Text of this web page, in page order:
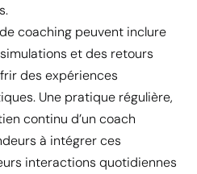
coaching peuvent inclure
et des retours
des expériences
Une pratique régulière,
continu d’un coach
à intégrer ces
interactions quotidiennes